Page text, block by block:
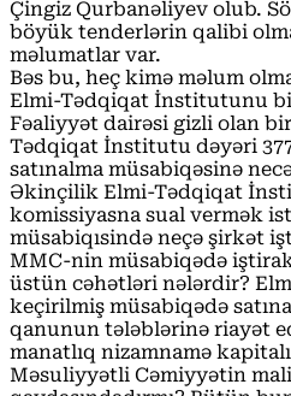
Çingiz Qurbanəliyev olub.
böyük tenderlərin qalibi
məlumatlar var.
Bəs bu, heç kimə məlum
Elmi-Tədqiqat İnstitutunu
Fəaliyyət dairəsi gizli olan
Tədqiqat İnstitutu dəyəri
satınalma müsabiqəsinə
Əkinçilik Elmi-Tədqiqat
komissiyasna sual vermək
müsabiqısində neçə şirkət
MMC-nin müsabiqədə
üstün cəhətləri nələrdir?
keçirilmiş müsabiqədə
qanunun tələblərinə riayət
manatlıq nizamnamə
Məsuliyyətli Cəmiyyətin